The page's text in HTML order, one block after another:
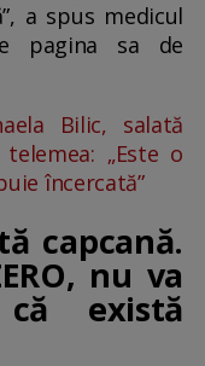
a spus medicul
pagina sa de
Bilic, salată
„Este o
încercată”
capcană.
nu va
există